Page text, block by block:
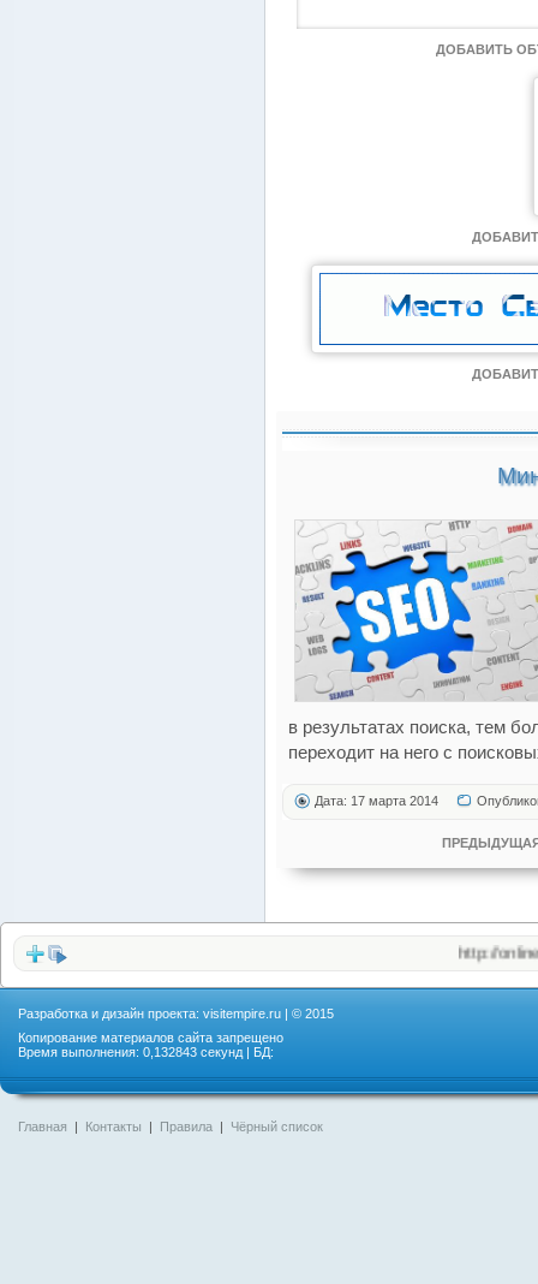
ДОБАВИТЬ
в результатах поиска, тем
переходит на него с
Дата: 17 марта 2014
http://
Разработка и дизайн проекта: visitempire.ru | © 2015
Копирование материалов сайта запрещено
Время выполнения: 0,132843 секунд | БД:
Главная | Контакты | Правила | Чёрный список